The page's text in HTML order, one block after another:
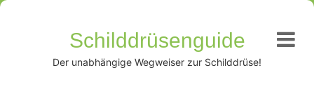
Schilddrüsenguide
Der unabhängige Wegweiser zur Schilddrüse!